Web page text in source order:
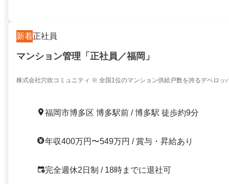
新着正社員
マンション管理「正社員／福岡」
株式会社穴吹コミュニティ ※ 全国1位のマンション供給戸数を誇るデベロッ
福岡市博多区 博多駅前 / 博多駅 徒歩約9分
年収400万円〜549万円 / 賞与・昇給あり
完全週休2日制 / 18時までに退社可